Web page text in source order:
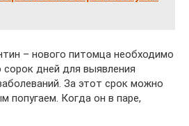
– нового питомца необходимо
дней для выявления
За этот срок можно
попугаем. Когда он в паре,